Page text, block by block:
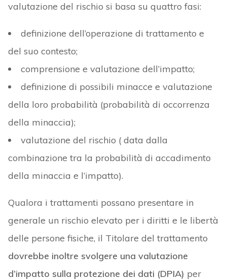
valutazione del rischio si basa su quattro fasi:
definizione dell’operazione di trattamento e
del suo contesto;
comprensione e valutazione dell’impatto;
definizione di possibili minacce e valutazione
della loro probabilità (probabilità di occorrenza
della minaccia);
valutazione del rischio ( data dalla
combinazione tra la probabilità di accadimento
della minaccia e l’impatto).
Qualora i trattamenti possano presentare in
generale un rischio elevato per i diritti e le libertà
delle persone fisiche, il Titolare del trattamento
dovrebbe inoltre svolgere una valutazione
d’impatto sulla protezione dei dati (DPIA) per